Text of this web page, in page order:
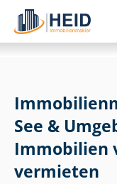
See &
Immobilien
vermieten